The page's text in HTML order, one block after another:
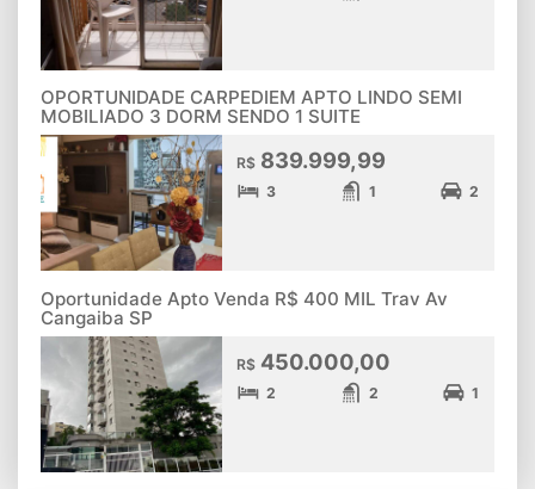
OPORTUNIDADE CARPEDIEM APTO LINDO SEMI
MOBILIADO 3 DORM SENDO 1 SUITE
R$ 839.999,99
3 1 2
Oportunidade Apto Venda R$ 400 MIL Trav Av
Cangaiba SP
R$ 450.000,00
2 2 1